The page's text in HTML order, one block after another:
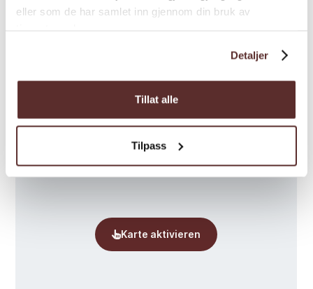
eller som de har samlet inn gjennom din bruk av
Detaljer
Tillat alle
Tilpass